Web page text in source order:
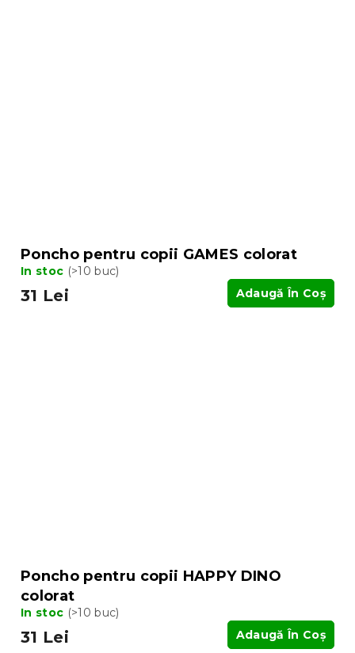
Poncho pentru copii GAMES colorat
In stoc (>10 buc)
31 Lei Adaugă În Coş
Poncho pentru copii HAPPY DINO
colorat
In stoc (>10 buc)
31 Lei Adaugă În Coş